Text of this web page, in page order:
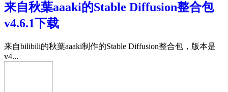
来自秋葉aaaki的Stable Diffusion整合包
v4.6.1下载
来自bilibili的秋葉aaaki制作的Stable Diffusion整合包，版本是
v4...